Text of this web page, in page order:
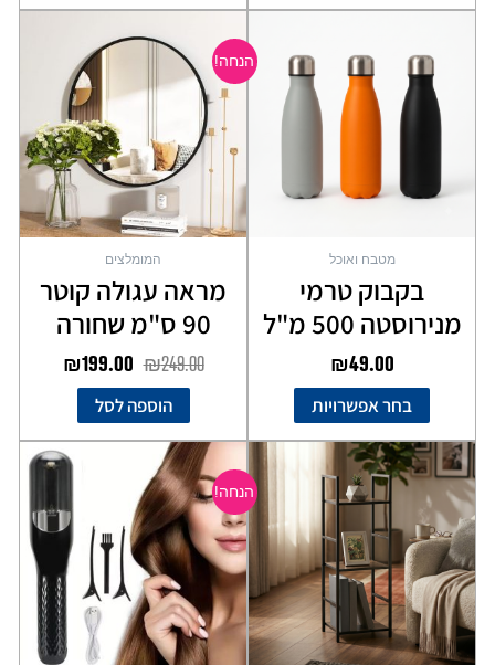
מטבח ואוכל
בקבוק טרמי
מנירוסטה 500 מ"ל
₪49.00
בחר אפשרויות
יש
מספר
סוגים.
את
האפשרויות
הנחה!
המומלצים
מראה עגולה קוטר
90 ס"מ שחורה
₪249.00
המקורי
₪249.00.
₪199.00
הוספה לסל
הנחה!
היה:
₪199.00.
המחיר
הוא:
₪99.00.